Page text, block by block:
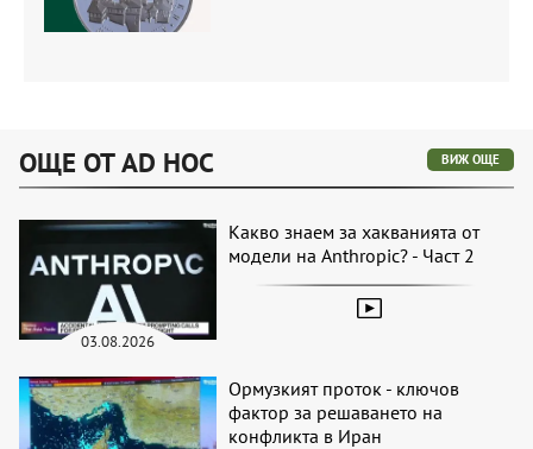
ОЩЕ ОТ AD HOC ВИЖ ОЩЕ
03.08.2026
Какво знаем за хакванията от
модели на Anthropic? - Част 2
Ормузкият проток - ключов
фактор за решаването на
конфликта в Иран